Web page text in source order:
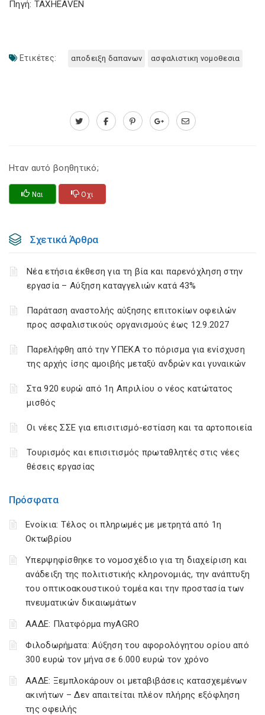
Πρόσφατα
Ενοίκια: Τέλος οι πληρωμές με μετρητά από 1η
Οκτωβρίου
Υπερψηφίσθηκε το νομοσχέδιο για τη διαχείριση και
ανάδειξη της πολιτιστικής κληρονομιάς, την ανάπτυξη
του οπτικοακουστικού τομέα και την προστασία των
πνευματικών δικαιωμάτων
ΑΑΔΕ: Πλατφόρμα myAGRO
Φιλοδωρήματα: Αύξηση του αφορολόγητου ορίου από
300 ευρώ τον μήνα σε 6.000 ευρώ τον χρόνο
ΑΑΔΕ: Ξεμπλοκάρουν οι μεταβιβάσεις κατασχεμένων
ακινήτων – Δεν απαιτείται πλέον πλήρης εξόφληση
της οφειλής
Πηγή: TAXHEAVEN
Ετικέτες: αποδειξη δαπανων ασφαλιστικη νομοθεσια
Ηταν αυτό βοηθητικό;
Ναι Οχι
Σχετικά Άρθρα
Νέα ετήσια έκθεση για τη βία και παρενόχληση στην
εργασία – Αύξηση καταγγελιών κατά 43%
Παράταση αναστολής αύξησης επιτοκίων οφειλών
προς ασφαλιστικούς οργανισμούς έως 12.9.2027
Παρελήφθη από την ΥΠΕΚΑ το πόρισμα για ενίσχυση
της αρχής ίσης αμοιβής μεταξύ ανδρών και γυναικών
Στα 920 ευρώ από 1η Απριλίου ο νέος κατώτατος
μισθός
Οι νέες ΣΣΕ για επισιτισμό-εστίαση και τα αρτοποιεία
Τουρισμός και επισιτισμός πρωταθλητές στις νέες
θέσεις εργασίας